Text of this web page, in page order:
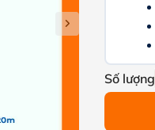
Số lượng